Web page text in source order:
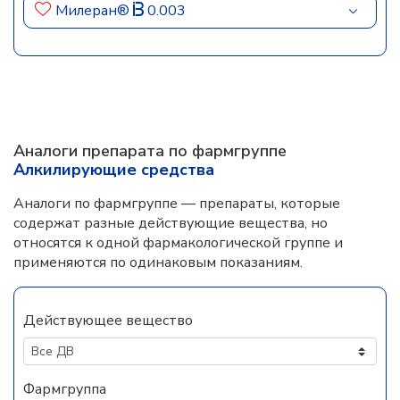
Милеран® 0.003
Аналоги препарата по фармгруппе
Алкилирующие средства
Аналоги по фармгруппе — препараты, которые
содержат разные действующие вещества, но
относятся к одной фармакологической группе и
применяются по одинаковым показаниям.
Действующее вещество
Фармгруппа